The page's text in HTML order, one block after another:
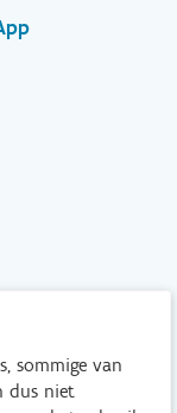
sommige van
dus niet